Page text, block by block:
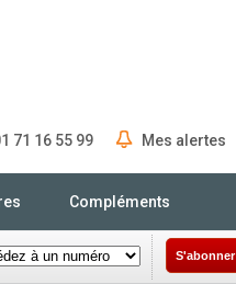
71 16 55 99 Mes alertes
Compléments
S'abonner